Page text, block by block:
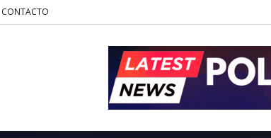
CONTACTO